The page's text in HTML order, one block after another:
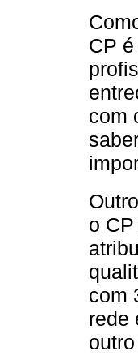
CP
com
o
com
rede